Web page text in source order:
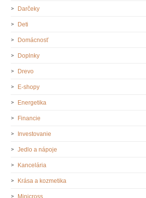
Darčeky
Deti
Domácnosť
Doplnky
Drevo
E-shopy
Energetika
Financie
Investovanie
Jedlo a nápoje
Kancelária
Krása a kozmetika
Minicross